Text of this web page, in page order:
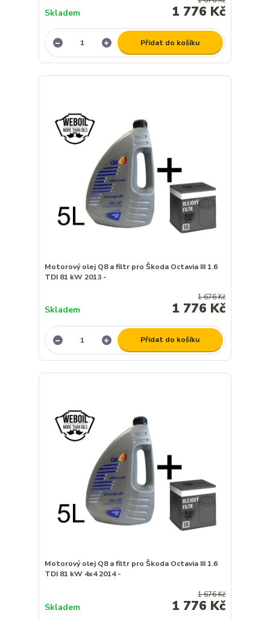
1 776 Kč
Skladem
Přidat do košíku
Motorový olej Q8 a filtr pro Škoda Octavia III 1.6
TDI 81 kW 2013 -
1 676 Kč
1 776 Kč
Skladem
Přidat do košíku
Motorový olej Q8 a filtr pro Škoda Octavia III 1.6
TDI 81 kW 4x4 2014 -
1 676 Kč
1 776 Kč
Skladem